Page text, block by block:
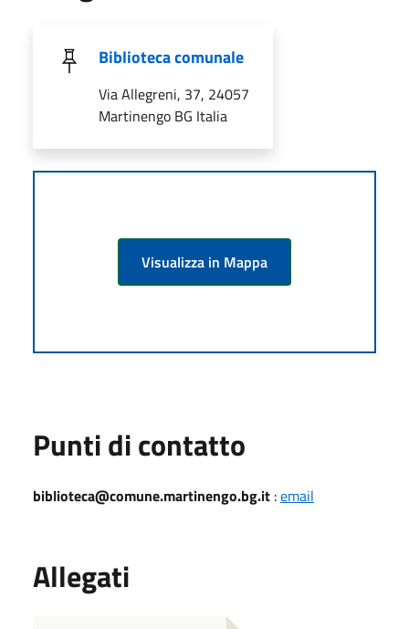
Biblioteca comunale
Via Allegreni, 37, 24057
Martinengo BG Italia
Visualizza in Mappa
Punti di contatto
biblioteca@comune.martinengo.bg.it :email
Allegati